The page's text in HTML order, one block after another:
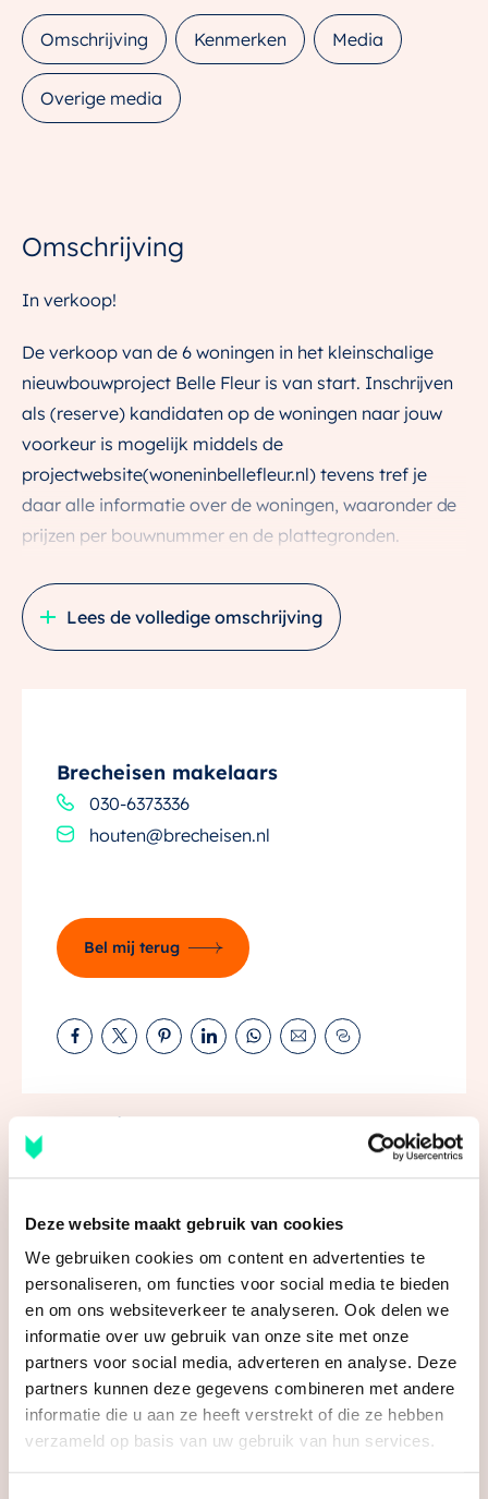
Deze website maakt gebruik van cookies
We gebruiken cookies om content en advertenties te
personaliseren, om functies voor social media te bieden
en om ons websiteverkeer te analyseren. Ook delen we
informatie over uw gebruik van onze site met onze
partners voor social media, adverteren en analyse. Deze
partners kunnen deze gegevens combineren met andere
informatie die u aan ze heeft verstrekt of die ze hebben
verzameld op basis van uw gebruik van hun services.
Omschrijving Kenmerken Media
Overige media
Omschrijving
In verkoop!
De verkoop van de 6 woningen in het kleinschalige
nieuwbouwproject Belle Fleur is van start. Inschrijven
als (reserve) kandidaten op de woningen naar jouw
voorkeur is mogelijk middels de
projectwebsite(woneninbellefleur.nl) tevens tref je
daar alle informatie over de woningen, waaronder de
prijzen per bouwnummer en de plattegronden.
—
De 6 woningen bestaan uit 4 twee-onder-een-
terugwin installatie zeer duurzaam. De gebruikte
materialen zijn van hoge kwaliteit waardoor u geniet
van minimale energiekosten met het hoogste A++++
In het hart van Houten Zuid wordt project Belle Fleur
aan de Binnentuin gerealiseerd. Een straat die naam
Rietplas, zomers lekker zwemmen en ’s winters een
rondje schaatsen. Voor sport en ontspanning is er in
hockey, tennis of voetbal, maar ook golfen op
Golfbaan Amelisweerd of de Nieuwegeinse Golflcub.
Voorkeur voor fietsen of wandelen? Geniet dan van al
wandeltocht.
Zeg je Houten dan kent iedereen het Oude Dorp. De
karaktervolle Brink is een heerlijke plek om te
vertoeven. Het dorpse rumoer met haar gezelligheid
en veelzijdigheid aan restaurants, leuke terrasjes en
dorpse winkeltjes maakt het wonen in Belle Fleur
extra compleet. Houten is een fijne plek om te wonen
Lees de volledige omschrijving
Brecheisen makelaars
030-6373336
houten@brecheisen.nl
Bel mij terug
Kenmerken
Aangeboden sinds
6+ maanden
Verkocht
Soort woonhuis
Bungalow, geschakelde
woning
Soort bouw
Nieuwbouw
Bouwjaar
2027
Bekijk alle kenmerken